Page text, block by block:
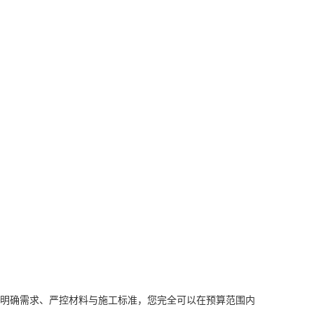
确需求、严控材料与施工标准，您完全可以在预算范围内